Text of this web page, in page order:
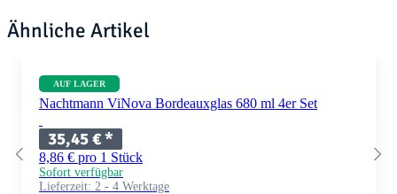
Ähnliche Artikel
AUF LAGER
Nachtmann ViNova Bordeauxglas 680 ml 4er Set
35,45 €*
8,86 € pro 1 Stück
Sofort verfügbar
Lieferzeit: 2 - 4 Werktage